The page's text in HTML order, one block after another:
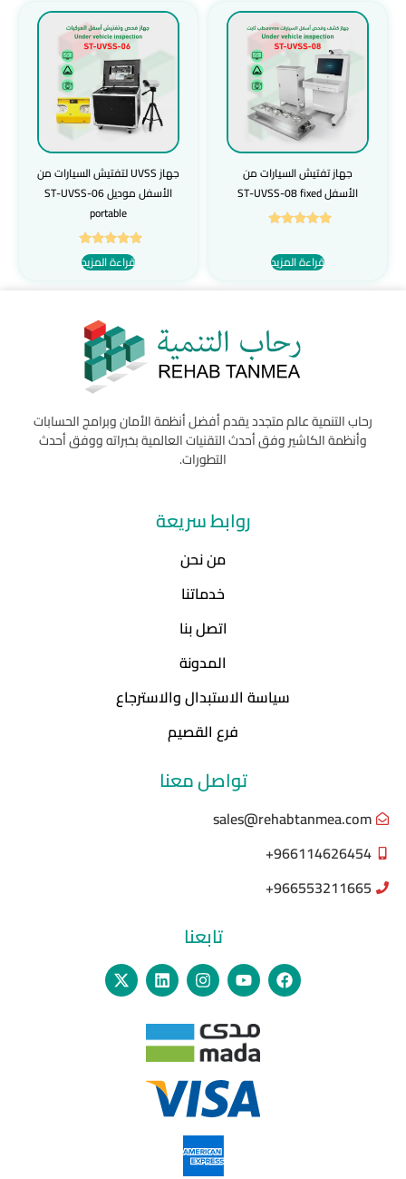
جهاز تفتيش السيارات من
الأسفل ST-UVSS-08 fixed
من 5
قراءة المزيد
جهاز UVSS لتفتيش السيارات من
الأسفل موديل ST-UVSS-06
portable
تم التقييم
5.00
قراءة المزيد
رحاب التنمية عالم متجدد يقدم أفضل أنظمة الأمان وبرامج الحسابات
وأنظمة الكاشير وفق أحدث التقنيات العالمية بخبراته ووفق أحدث
التطورات.
روابط سريعة
من نحن
خدماتنا
اتصل بنا
المدونة
سياسة الاستبدال والاسترجاع
فرع القصيم
تواصل معنا
sales@rehabtanmea.com
966114626454+
966553211665+
تابعنا